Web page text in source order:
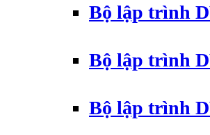
Bộ lập trình
Bộ lập trình
Bộ lập trình